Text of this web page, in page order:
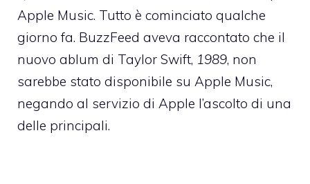
Apple Music. Tutto è cominciato qualche
giorno fa. BuzzFeed aveva raccontato che il
nuovo ablum di Taylor Swift, 1989, non
sarebbe stato disponibile su Apple Music,
negando al servizio di Apple l’ascolto di una
delle principali.